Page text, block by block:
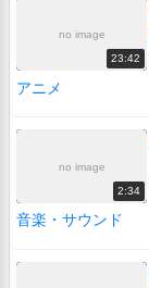
no image
23:42
アニメ
no image
2:34
音楽・サウンド